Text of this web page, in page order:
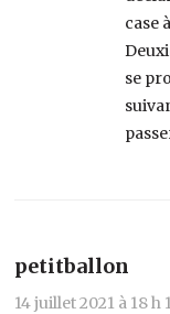
case
se
petitballon
14 juillet 2021 à 18 h